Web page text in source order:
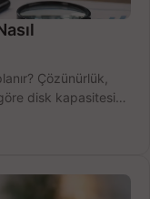
Çözünürlük,
disk kapasitesini